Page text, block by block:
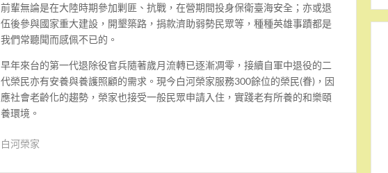
前輩無論是在大陸時期參加剿匪、抗戰，在營期間投身保衛臺海安全；亦或退
伍後參與國家重大建設，開墾築路，捐款濟助弱勢民眾等，種種英雄事蹟都是
我們常聽聞而感佩不已的。
早年來台的第一代退除役官兵隨著歲月流轉已逐漸凋零，接續自軍中退役的二
代榮民亦有安養與養護照顧的需求。現今白河榮家服務300餘位的榮民(眷)，因
應社會老齡化的趨勢，榮家也接受一般民眾申請入住，實踐老有所養的和樂頤
養環境。
白河榮家